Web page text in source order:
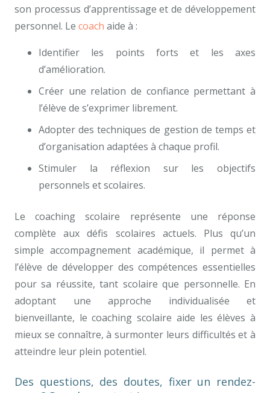
son processus d’apprentissage et de développement
personnel. Le coach aide à :
Identifier les points forts et les axes
d’amélioration.
Créer une relation de confiance permettant à
l’élève de s’exprimer librement.
Adopter des techniques de gestion de temps et
d’organisation adaptées à chaque profil.
Stimuler la réflexion sur les objectifs
personnels et scolaires.
Le coaching scolaire représente une réponse
complète aux défis scolaires actuels. Plus qu’un
simple accompagnement académique, il permet à
l’élève de développer des compétences essentielles
pour sa réussite, tant scolaire que personnelle. En
adoptant une approche individualisée et
bienveillante, le coaching scolaire aide les élèves à
mieux se connaître, à surmonter leurs difficultés et à
atteindre leur plein potentiel.
Des questions, des doutes, fixer un rendez-